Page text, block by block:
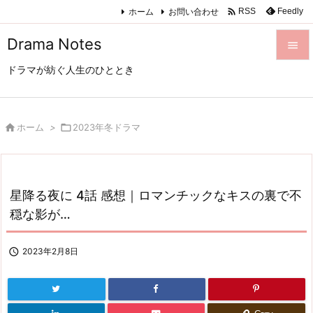
Drama Notes
ドラマが紡ぐ人生のひととき

次へ
検索
ホーム お問い合わせ  RSS Feedly
 ホーム > 2023年冬ドラマ
星降る夜に 4話 感想｜ロマンチックなキスの裏で不
穏な影が…
 2023年2月8日